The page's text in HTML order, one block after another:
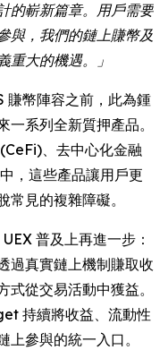
的嶄新篇章。用戶需要
與，我們的鏈上賺幣及
重大的機遇。」
賺幣陣容之前，此為鍾
系列全新質押產品。
、去中心化金融
，這些產品讓用戶更
見的複雜障礙。
普及上再進一步：
過真實鏈上機制賺取收
從交易活動中獲益。
持續將收益、流動性
參與的統一入口。